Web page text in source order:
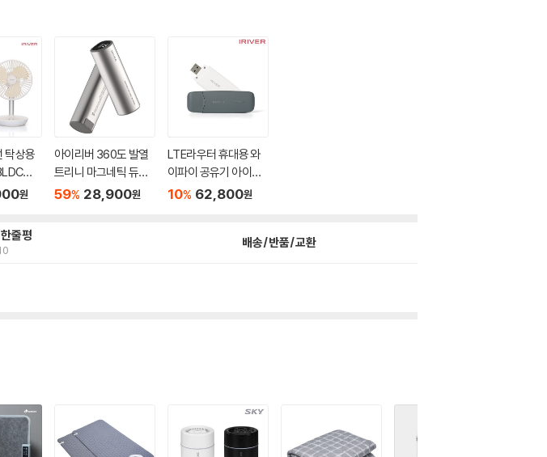
탁상용
모
원
아이리버 360도 발열
트리니 마그네틱 듀얼
손난...
59% 28,900원
LTE라우터 휴대용 와
이파이 공유기 아이리
버 ILR...
10% 62,800원
줄평 배송/반품/교환